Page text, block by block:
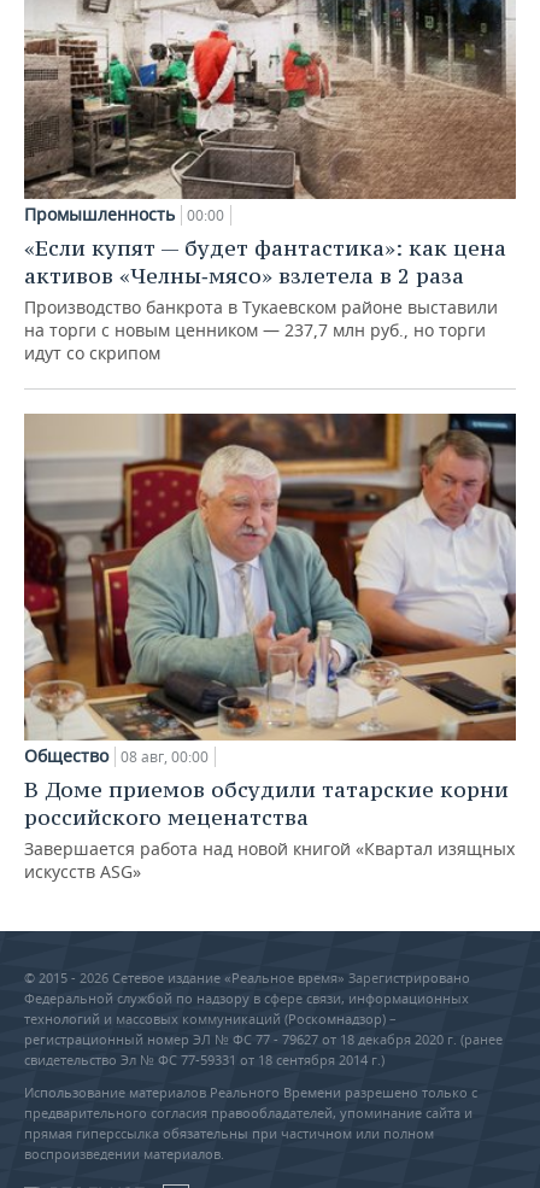
Промышленность 00:00
«Если купят — будет фантастика»: как цена
активов «Челны‑мясо» взлетела в 2 раза
Производство банкрота в Тукаевском районе выставили
на торги с новым ценником — 237,7 млн руб., но торги
идут со скрипом
Общество 08 авг, 00:00
В Доме приемов обсудили татарские корни
российского меценатства
Завершается работа над новой книгой «Квартал изящных
искусств ASG»
© 2015 - 2026 Сетевое издание «Реальное время» Зарегистрировано
Федеральной службой по надзору в сфере связи, информационных
технологий и массовых коммуникаций (Роскомнадзор) –
регистрационный номер ЭЛ № ФС 77 - 79627 от 18 декабря 2020 г. (ранее
свидетельство Эл № ФС 77-59331 от 18 сентября 2014 г.)
Использование материалов Реального Времени разрешено только с
предварительного согласия правообладателей, упоминание сайта и
прямая гиперссылка обязательны при частичном или полном
воспроизведении материалов.